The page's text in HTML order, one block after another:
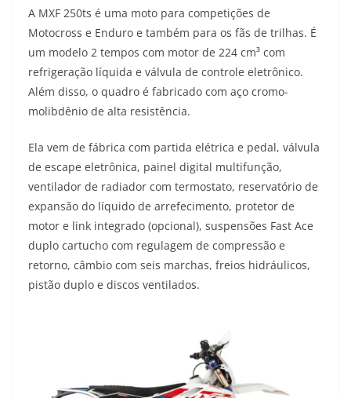
p
p
a
m
o
k
e
r
n
k
A MXF 250ts é uma moto para competições de
Motocross e Enduro e também para os fãs de trilhas. É
um modelo 2 tempos com motor de 224 cm³ com
refrigeração líquida e válvula de controle eletrônico.
Além disso, o quadro é fabricado com aço cromo-
molibdênio de alta resistência.
Ela vem de fábrica com partida elétrica e pedal, válvula
de escape eletrônica, painel digital multifunção,
ventilador de radiador com termostato, reservatório de
expansão do líquido de arrefecimento, protetor de
motor e link integrado (opcional), suspensões Fast Ace
duplo cartucho com regulagem de compressão e
retorno, câmbio com seis marchas, freios hidráulicos,
pistão duplo e discos ventilados.